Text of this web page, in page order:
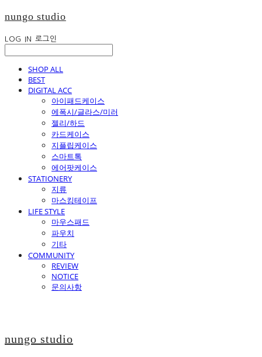
nungo studio
LOG IN 로그인
SHOP ALL
BEST
DIGITAL ACC
아이패드케이스
에폭시/글라스/미러
젤리/하드
카드케이스
지플립케이스
스마트톡
에어팟케이스
STATIONERY
지류
마스킹테이프
LIFE STYLE
마우스패드
파우치
기타
COMMUNITY
REVIEW
NOTICE
문의사항
nungo studio